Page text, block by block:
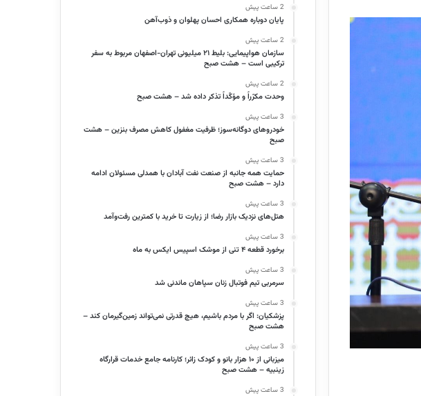
2 ساعت پیش
پایان دوباره همکاری احسان پهلوان و ذوب‌آهن
2 ساعت پیش
سازمان هواپیمایی: بلیط ۲۱ میلیونی تهران-اصفهان مربوط به سفر
ترکیبی است – هشت صبح
2 ساعت پیش
وحدت مکرّراً و مؤکّداً تذکر داده شد – هشت صبح
3 ساعت پیش
خودروهای دوگانه‌سوز؛ ظرفیت مغفول کاهش مصرف بنزین – هشت
صبح
3 ساعت پیش
حمایت همه‌ جانبه از صنعت نفت آبادان با همدلی مسئولان ادامه
دارد – هشت صبح
3 ساعت پیش
هتل‌های نزدیک بازار رضا؛ از زیارت تا خرید با کمترین رفت‌وآمد
3 ساعت پیش
برخورد قطعه ۴ تنی از موشک اسپیس ایکس به ماه
3 ساعت پیش
سرمربی تیم فوتبال زنان سپاهان ماندنی شد
3 ساعت پیش
پزشکیان: اگر با مردم باشیم، هیچ قدرتی نمی‌تواند زمین‌گیرمان کند –
هشت صبح
3 ساعت پیش
میزبانی از ۱۰ هزار بانو و کودک زائر؛ کارنامه جامع خدمات قرارگاه
زینبیه – هشت صبح
3 ساعت پیش